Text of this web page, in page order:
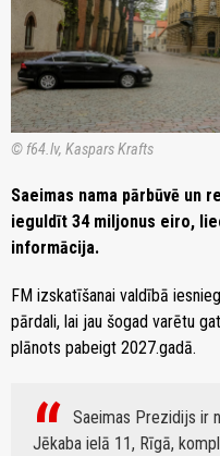
© f64.lv, Kaspars Krafts
Saeimas nama pārbūvē un
ieguldīt 34 miljonus eiro,
informācija.
FM izskatīšanai valdībā
pārdali, lai jau šogad varētu
plānots pabeigt 2027.gadā.
Saeimas Prezidijs ir
Jēkaba ielā 11, Rīgā,